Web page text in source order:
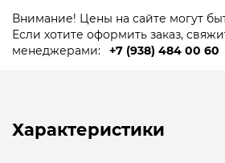
Внимание! Цены на сайте могут
Если хотите оформить заказ,
менеджерами:
+7 (938) 484 00 60
Характеристики